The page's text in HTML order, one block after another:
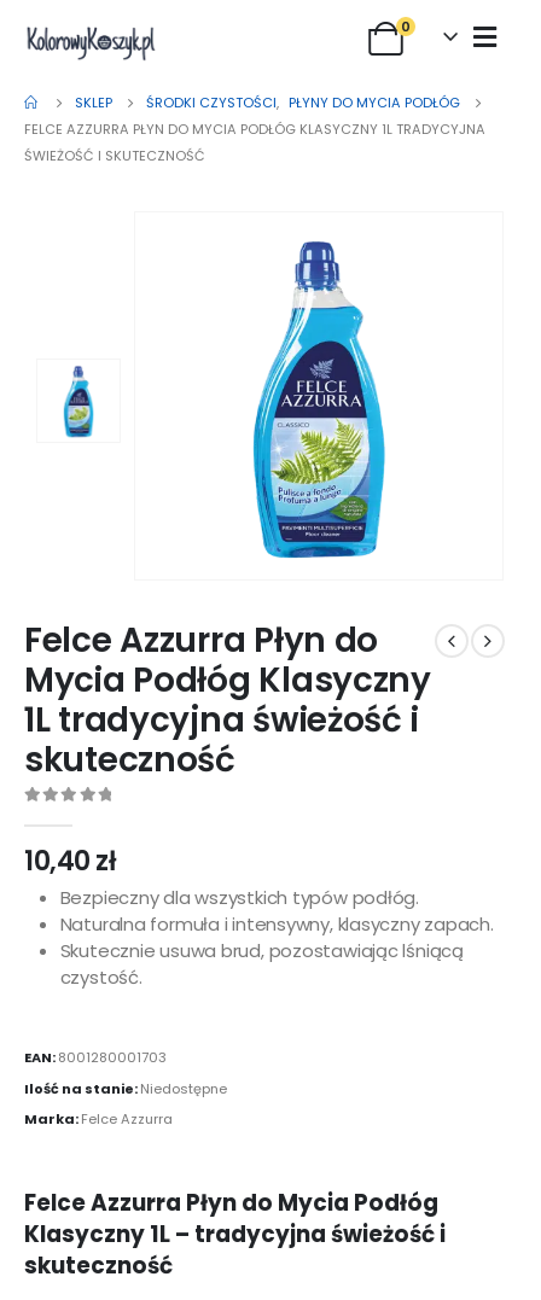
0
SKLEP ŚRODKI CZYSTOŚCI, PŁYNY DO MYCIA PODŁÓG
FELCE AZZURRA PŁYN DO MYCIA PODŁÓG KLASYCZNY 1L TRADYCYJNA
ŚWIEŻOŚĆ I SKUTECZNOŚĆ
Felce Azzurra Płyn do
Mycia Podłóg Klasyczny
1L tradycyjna świeżość i
skuteczność
10,40zł
Bezpieczny dla wszystkich typów podłóg.
Naturalna formuła i intensywny, klasyczny zapach.
Skutecznie usuwa brud, pozostawiając lśniącą
czystość.
EAN:8001280001703
Ilość na stanie:Niedostępne
Marka:Felce Azzurra
Felce Azzurra Płyn do Mycia Podłóg
Klasyczny 1L – tradycyjna świeżość i
skuteczność